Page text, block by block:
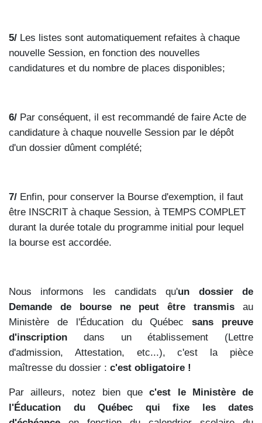
5/ Les listes sont automatiquement refaites à chaque
nouvelle Session, en fonction des nouvelles
candidatures et du nombre de places disponibles;
6/ Par conséquent, il est recommandé de faire Acte de
candidature à chaque nouvelle Session par le dépôt
d'un dossier dûment complété;
7/ Enfin, pour conserver la Bourse d'exemption, il faut
être INSCRIT à chaque Session, à TEMPS COMPLET
durant la durée totale du programme initial pour lequel
la bourse est accordée.
Nous informons les candidats qu'un dossier de
Demande de bourse ne peut être transmis au
Ministère de l'Éducation du Québecsans preuve
d'inscription dans un établissement (Lettre
d'admission, Attestation, etc...), c'est la pièce
maîtresse du dossier : c'est obligatoire !
Par ailleurs, notez bien quec'est le Ministère de
l'Éducation du Québec qui fixe les dates